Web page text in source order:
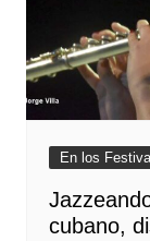
En los
cubano,